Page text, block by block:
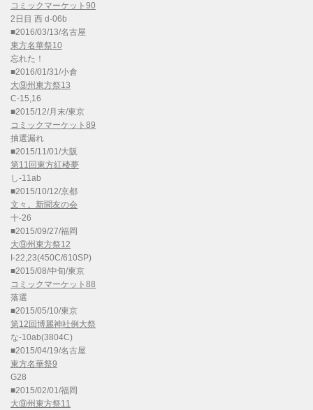
コミックマーケット90
2日目 西 d-06b
■2016/03/13/名古屋
東方名華祭10
忘れた！
■2016/01/31/小倉
大⑨州東方祭13
C-15,16
■2015/12/月末/東京
コミックマーケット89
抽選漏れ
■2015/11/01/大阪
第11回東方紅楼夢
し-11ab
■2015/10/12/京都
文々。新聞友の会
十-26
■2015/09/27/福岡
大⑨州東方祭12
I-22,23(450C/610SP)
■2015/08/中旬/東京
コミックマーケット88
落選
■2015/05/10/東京
第12回博麗神社例大祭
な-10ab(3804C)
■2015/04/19/名古屋
東方名華祭9
G28
■2015/02/01/福岡
大⑨州東方祭11